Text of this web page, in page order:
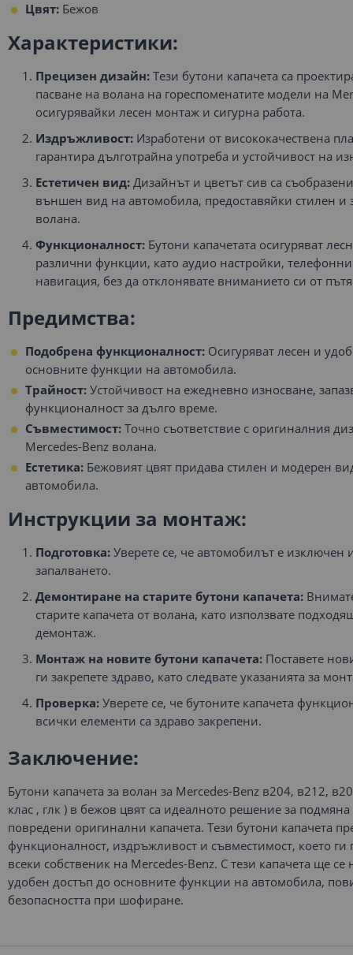
Цвят: Бежов
Характеристики:
Прецизен дизайн: Тези бутони капачета са
пасване на волана на гореспоменатите модели на
осигурявайки лесен монтаж и сигурна работа.
Издръжливост: Изработени от висококачествена
гарантира дълготрайна употреба и устойчивост на
Естетичен вид: Дизайнът и цветът сив са
външен вид на автомобила, предоставяйки стилен
волана.
Функционалност: Бутони капачетата осигуряват
различни функции, като аудио настройки,
навигация, без да отклонявате вниманието си от
Предимства:
Подобрена функционалност: Осигуряват лесен и
основните функции на автомобила.
Трайност: Устойчивост на ежедневно износване,
функционалност за дълго време.
Съвместимост: Точно съответствие с оригиналния
Mercedes-Benz волана.
Естетика: Бежовият цвят придава стилен и модерен
автомобила.
Инструкции за монтаж:
Подготовка: Уверете се, че автомобилът е изключен
запалването.
Демонтиране на старите бутони капачета:
старите капачета от волана, като използвате
демонтаж.
Монтаж на новите бутони капачета: Поставете
ги закрепете здраво, като следвате указанията за
Проверка: Уверете се, че бутоните капачета
всички елементи са здраво закрепени.
Заключение:
Бутони капачета за волан за Mercedes-Benz в204, в212,
клас , глк ) в бежов цвят са идеалното решение за
повредени оригинални капачета. Тези бутони капачета
функционалност, издръжливост и съвместимост, което ги
всеки собственик на Mercedes-Benz. С тези капачета ще се
удобен достъп до основните функции на автомобила,
безопасността при шофиране.